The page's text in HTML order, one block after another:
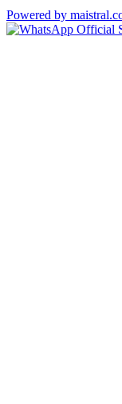
Powered by